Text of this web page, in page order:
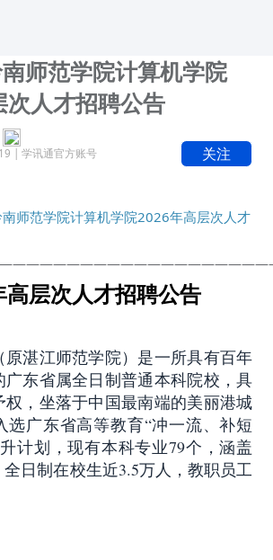
南师范学院计算机学院
次人才招聘公告
| 学讯通官方账号 关注
师范学院计算机学院2026年高层次人才
高层次人才招聘公告
原湛江师范学院）是一所具有百年
广东省属全日制普通本科院校，具
，坐落于中国最南端的美丽港城
选广东省高等教育“冲一流、补短
计划，现有本科专业79个，涵盖
日制在校生近3.5万人，教职员工